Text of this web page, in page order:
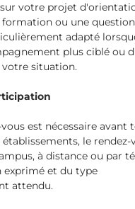
votre projet
ou une
adapté
plus ciblé ou
votre situation.
est nécessaire avant
établissements, le rendez-
à distance ou par
et du type
attendu.